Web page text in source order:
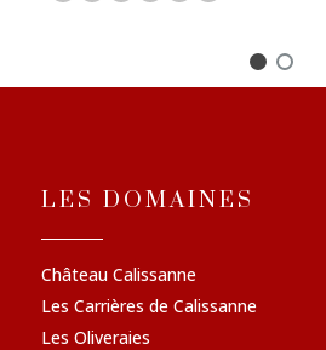
LES DOMAINES
Château Calissanne
Les Carrières de Calissanne
Les Oliveraies